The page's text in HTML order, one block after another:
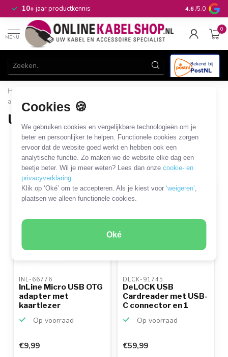
Cookies 🍪
We gebruiken cookies en vergelijkbare technologieën om je
beter en persoonlijker te helpen. Functionele cookies zorgen
ervoor dat de website goed werkt en hebben ook een
analytische functie. Zo maken we de website elke dag een
beetje beter. Wil je meer weten? Lees dan onzecookie- en
privacyverklaring.
Klik op ‘Oké’ om te accepteren. Als je kiest voor‘weigeren’,
plaatsen we alleen functionele cookies.
Oké
10+jaar productkennis 4.6 /5.0
MENU
0
Home
accessoires
Kaartlezers
USB-C kaartlezers
7 PRODUCTEN
Filters SORTEER OP
INL-66776
InLine Micro USB OTG
adapter met
kaartlezer
Op voorraad
€9,99
DLCK-91745
DeLOCK USB
Cardreader met USB-
C connector en 1
Op voorraad
€59,99